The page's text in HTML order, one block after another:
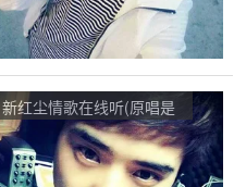
新红尘情歌在线听(原唱是
寒月/子夕)，玉生演唱点
播:45次